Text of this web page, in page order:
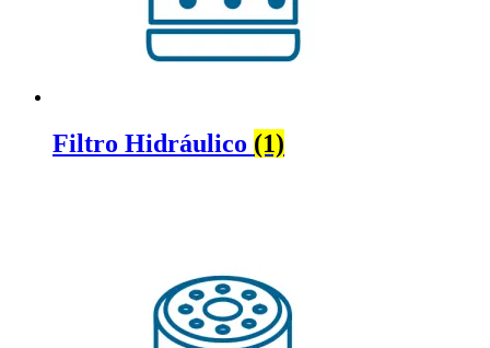
Filtro Hidráulico (1)